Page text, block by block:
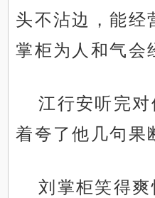
头不沾边，能经
掌柜为人和气会
江行安听完
着夸了他几句果
刘掌柜笑得爽